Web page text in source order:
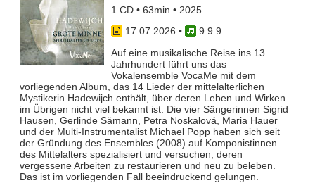
1 CD • 63min • 2025
17.07.2026 •
9 9 9
Auf eine musikalische Reise ins 13.
Jahrhundert führt uns das
Vokalensemble VocaMe mit dem
vorliegenden Album, das 14 Lieder der mittelalterlichen
Mystikerin Hadewijch enthält, über deren Leben und Wirken
im Übrigen nicht viel bekannt ist. Die vier Sängerinnen Sigrid
Hausen, Gerlinde Sämann, Petra Noskalová, Maria Hauer
und der Multi-Instrumentalist Michael Popp haben sich seit
der Gründung des Ensembles (2008) auf Komponistinnen
des Mittelalters spezialisiert und versuchen, deren
vergessene Arbeiten zu restaurieren und neu zu beleben.
Das ist im vorliegenden Fall beeindruckend gelungen.